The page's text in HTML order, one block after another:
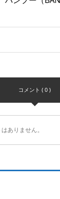
コメント ( 0 )
ありません。